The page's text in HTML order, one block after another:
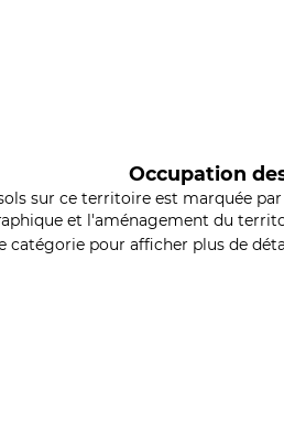
Occupation
sur ce territoire est marquée
et l'aménagement du
catégorie pour afficher plus de